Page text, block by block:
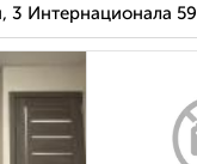
3 Интернационала 59